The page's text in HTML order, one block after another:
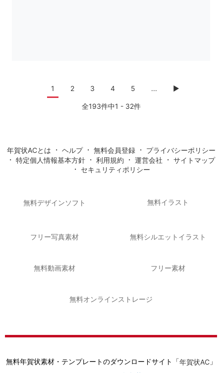
1 2 3 4 5 ... ▶
全193件中1 - 32件
年賀状ACとは ・ ヘルプ・ 無料会員登録・ プライバシーポリシー
・ 特定個人情報基本方針 ・ 利用規約 ・ 運営会社 ・ サイトマップ
・ セキュリティポリシー
無料デザインソフト 無料イラスト
フリー写真素材 無料シルエットイラスト
無料動画素材 フリー素材
無料オンラインストレージ
無料年賀状素材・テンプレートのダウンロードサイト「年賀状AC」